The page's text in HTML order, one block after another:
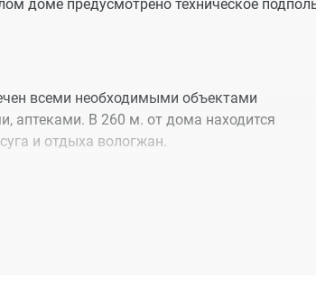
доме предусмотрено техническое
всеми необходимыми объектами
аптеками. В 260 м. от дома находится
и отдыха вологжан.
№2